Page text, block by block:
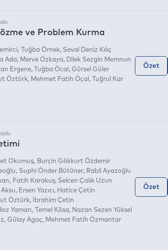
ve Problem Kurma
Tuğba Örnek Seval Deniz Kılıç
Ada Merve Özkaya
Dilek Sezgin Memnun
Ergene Tuğba Öcal
Gürsel Güler
Öztürk Mehmet Fatih Öçal
Tuğrul Kar
Özet
Okumuş
Burçin Gökkurt Özdemir
Suphi Önder Bütüner
Rabil Ayazoğlu
Fatih Karakuş Selcen Çalık Uzun
Ersen Yazıcı
Hatice Çetin
Öztürk
İbrahim Çetin
Yaman Temel Kösa
Nazan Sezen Yüksel
Gülay Agaç Mehmet Fatih Özmantar
Özet